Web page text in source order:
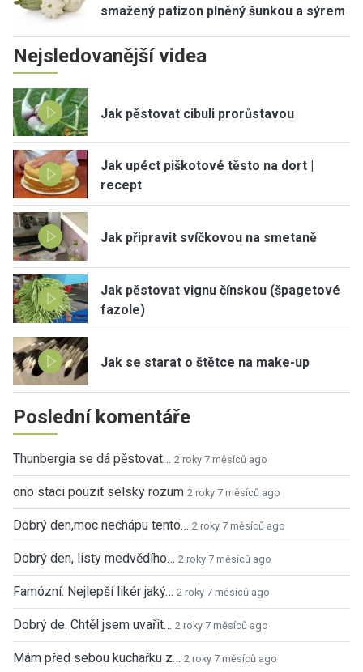
smažený patizon plněný šunkou a sýrem
Nejsledovanější videa
Jak pěstovat cibuli prorůstavou
Jak upéct piškotové těsto na dort |
recept
Jak připravit svíčkovou na smetaně
Jak pěstovat vignu čínskou (špagetové
fazole)
Jak se starat o štětce na make-up
Poslední komentáře
Thunbergia se dá pěstovat… 2 roky 7 měsíců ago
ono staci pouzit selsky rozum 2 roky 7 měsíců ago
Dobrý den,moc nechápu tento… 2 roky 7 měsíců ago
Dobrý den, listy medvědího… 2 roky 7 měsíců ago
Famózní. Nejlepší likér jaký… 2 roky 7 měsíců ago
Dobrý de. Chtěl jsem uvařit… 2 roky 7 měsíců ago
Mám před sebou kuchařku z… 2 roky 7 měsíců ago